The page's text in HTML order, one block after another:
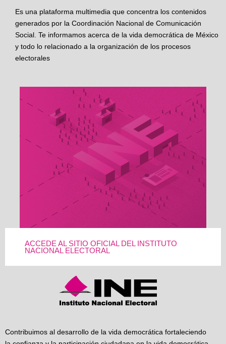
Es una plataforma multimedia que concentra los contenidos
generados por la Coordinación Nacional de Comunicación
Social. Te informamos acerca de la vida democrática de México
y todo lo relacionado a la organización de los procesos
electorales
ACCEDE AL SITIO OFICIAL DEL INSTITUTO
NACIONAL ELECTORAL
Contribuimos al desarrollo de la vida democrática fortaleciendo